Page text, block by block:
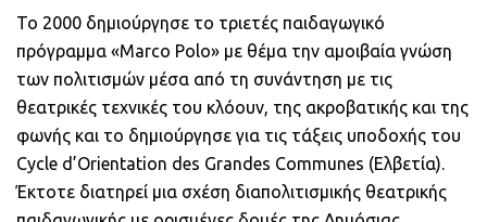
Το 2000 δημιούργησε το τριετές παιδαγωγικό
πρόγραμμα «Marco Polo» με θέμα την αμοιβαία γνώση
των πολιτισμών μέσα από τη συνάντηση με τις
θεατρικές τεχνικές του κλόουν, της ακροβατικής και της
φωνής και το δημιούργησε για τις τάξεις υποδοχής του
Cycle d’Orientation des Grandes Communes (Ελβετία).
Έκτοτε διατηρεί μια σχέση διαπολιτισμικής θεατρικής